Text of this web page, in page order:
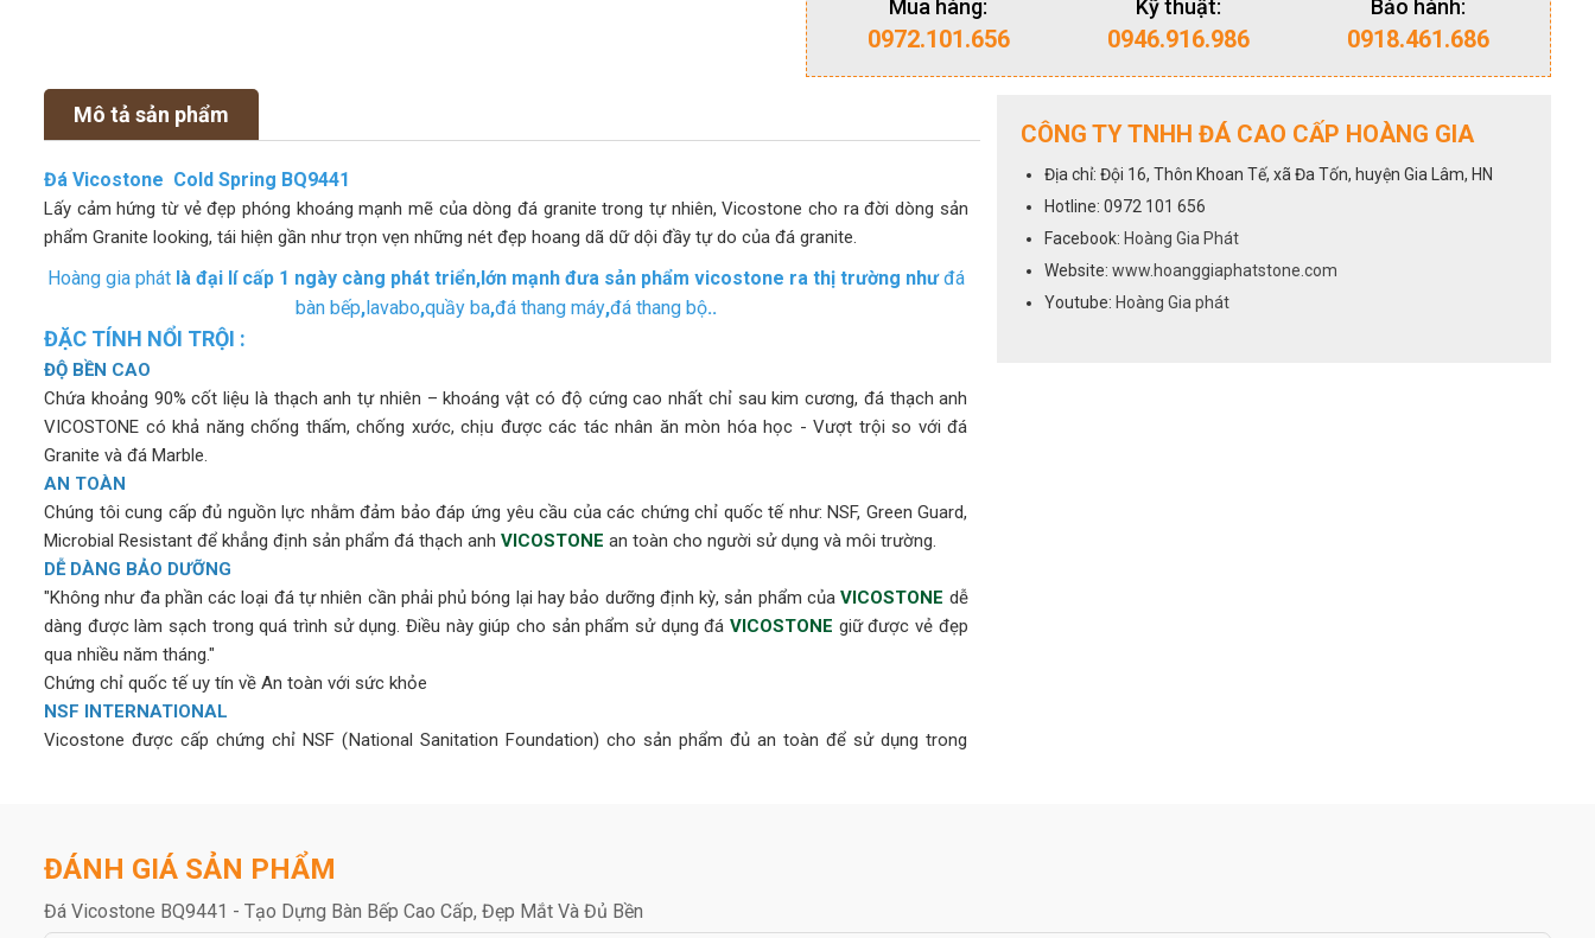
Mua hàng:
0972.101.656
Kỹ thuật:
0946.916.986
Bảo hành:
0918.461.686
Mô tả sản phẩm
Đá Vicostone Cold Spring BQ9441
Lấy cảm hứng từ vẻ đẹp phóng khoáng mạnh mẽ của dòng đá granite trong tự nhiên, Vicostone cho ra đời dòng sản
phẩm Granite looking, tái hiện gần như trọn vẹn những nét đẹp hoang dã dữ dội đầy tự do của đá granite.
Hoàng gia phátlà đại lí cấp 1 ngày càng phát triển,lớn mạnh đưa sản phẩm vicostone ra thị trường nhưđá
bàn bếp,lavabo,quầy ba,đá thang máy,đá thang bộ..
ĐẶC TÍNH NỔI TRỘI :
ĐỘ BỀN CAO
Chứa khoảng 90% cốt liệu là thạch anh tự nhiên – khoáng vật có độ cứng cao nhất chỉ sau kim cương, đá thạch anh
VICOSTONE có khả năng chống thấm, chống xước, chịu được các tác nhân ăn mòn hóa học - Vượt trội so với đá
Granite và đá Marble.
AN TOÀN
Chúng tôi cung cấp đủ nguồn lực nhằm đảm bảo đáp ứng yêu cầu của các chứng chỉ quốc tế như: NSF, Green Guard,
Microbial Resistant để khẳng định sản phẩm đá thạch anh VICOSTONE an toàn cho người sử dụng và môi trường.
DỄ DÀNG BẢO DƯỠNG
"Không như đa phần các loại đá tự nhiên cần phải phủ bóng lại hay bảo dưỡng định kỳ, sản phẩm củaVICOSTONE dễ
dàng được làm sạch trong quá trình sử dụng. Điều này giúp cho sản phẩm sử dụng đá VICOSTONE giữ được vẻ đẹp
qua nhiều năm tháng."
Chứng chỉ quốc tế uy tín về An toàn với sức khỏe
NSF INTERNATIONAL
Vicostone được cấp chứng chỉ NSF (National Sanitation Foundation) cho sản phẩm đủ an toàn để sử dụng trong
Tất cả các sản phẩm của VICOSTONE
rằng Đá Vicostone đáp ứng yêu cầu khắt khe nhất của tiêu chuẩn khí thải trong nhà. Tiêu chuẩn GREENGUARD Gold
(Children & Schools) cho thấy đá Vicostone đáp ứng được các yêu cầu khắt khe nhất để được phép sử dụng cho các
CÔNG TY TNHH ĐÁ CAO CẤP HOÀNG GIA
Địa chỉ: Đội 16, Thôn Khoan Tế, xã Đa Tốn, huyện Gia Lâm, HN
Hotline: 0972 101 656
Facebook: Hoàng Gia Phát
Website: www.hoanggiaphatstone.com
Youtube: Hoàng Gia phát
ĐÁNH GIÁ SẢN PHẨM
Đá Vicostone BQ9441 - Tạo Dựng Bàn Bếp Cao Cấp, Đẹp Mắt Và Đủ Bền